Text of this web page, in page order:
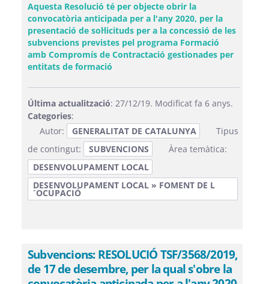
Aquesta Resolució té per objecte obrir la
convocatòria anticipada per a l'any 2020, per la
presentació de sol·licituds per a la concessió de les
subvencions previstes pel programa Formació
amb Compromís de Contractació gestionades per
entitats de formació
Última actualització: 27/12/19. Modificat fa 6 anys.
Categories:
Autor:
GENERALITAT DE CATALUNYA
Tipus
de contingut:
SUBVENCIONS
Àrea temàtica:
DESENVOLUPAMENT LOCAL
DESENVOLUPAMENT LOCAL » FOMENT DE L
´OCUPACIÓ
Subvencions: RESOLUCIÓ TSF/3568/2019,
de 17 de desembre, per la qual s'obre la